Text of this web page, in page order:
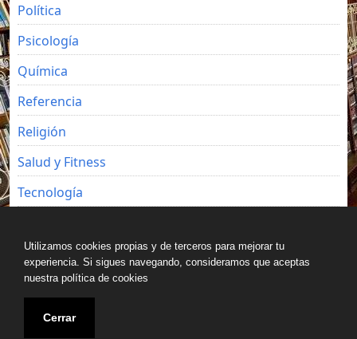
Política
Psicología
Química
Referencia
Religión
Salud y Fitness
Tecnología
Utilizamos cookies propias y de terceros para mejorar tu
experiencia. Si sigues navegando, consideramos que aceptas
nuestra política de cookies
Cerrar